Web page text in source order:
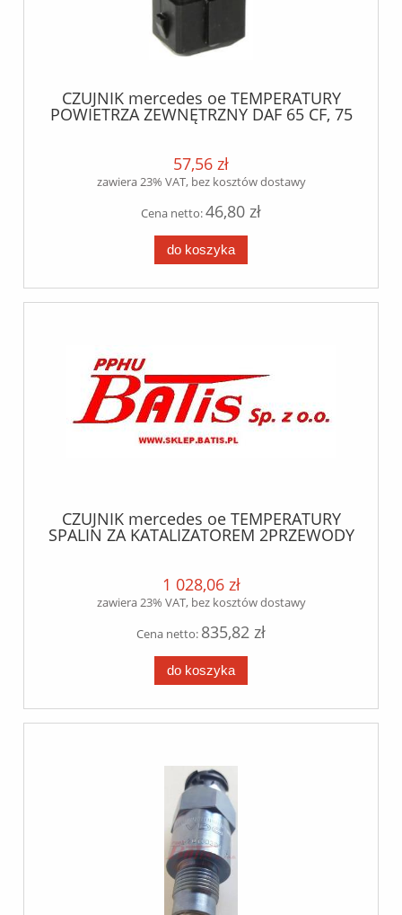
CZUJNIK mercedes oe TEMPERATURY
POWIETRZA ZEWNĘTRZNY DAF 65 CF, 75
CF, 85 CF, CF 65, CF 75 /IV, CF 85 /IV, LF
Premium /TR/PR, Premium II TR/PR,
Kerax, AE Magnum, Magnum E-Tech,
57,56 zł
zawiera 23% VAT, bez kosztów dostawy
Cena netto:46,80 zł
do koszyka
CZUJNIK mercedes oe TEMPERATURY
SPALIN ZA KATALIZATOREM 2PRZEWODY
1 028,06 zł
zawiera 23% VAT, bez kosztów dostawy
Cena netto: 835,82 zł
do koszyka